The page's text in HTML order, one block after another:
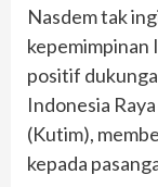
Nasdem tak
kepemimpinan
positif
Indonesia
(Kutim),
kepada